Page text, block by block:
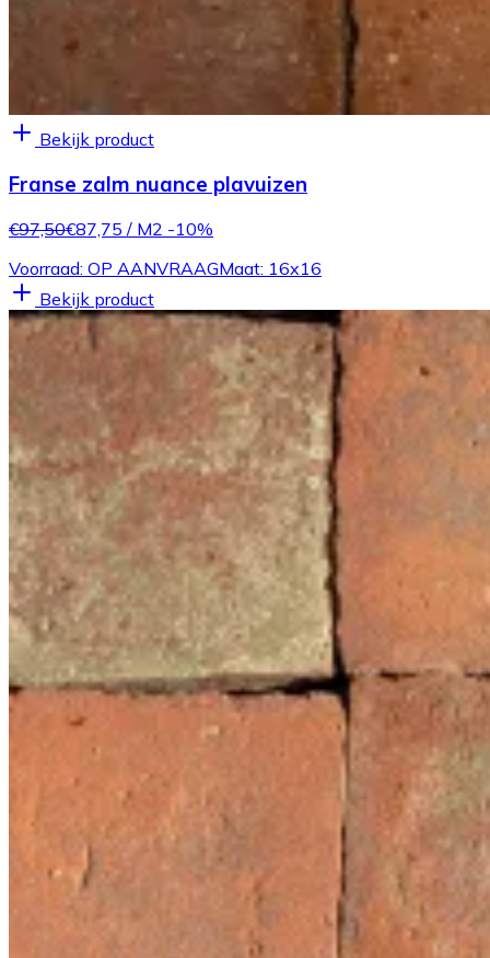
Bekijk product
Franse zalm nuance plavuizen
€97,50€87,75 / M2 -10%
Voorraad: OP AANVRAAGMaat: 16x16
Bekijk product